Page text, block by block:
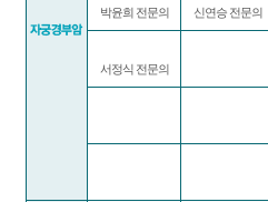
박윤희 전문의
서정식 전문의
신연승 전문의